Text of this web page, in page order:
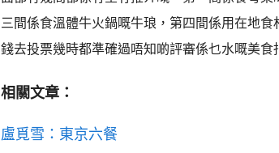
三間係食溫體牛火鍋嘅牛琅，第四間係用在地
錢去投票幾時都準確過唔知啲評審係乜水嘅美食
相關文章：
盧覓雪：東京六餐